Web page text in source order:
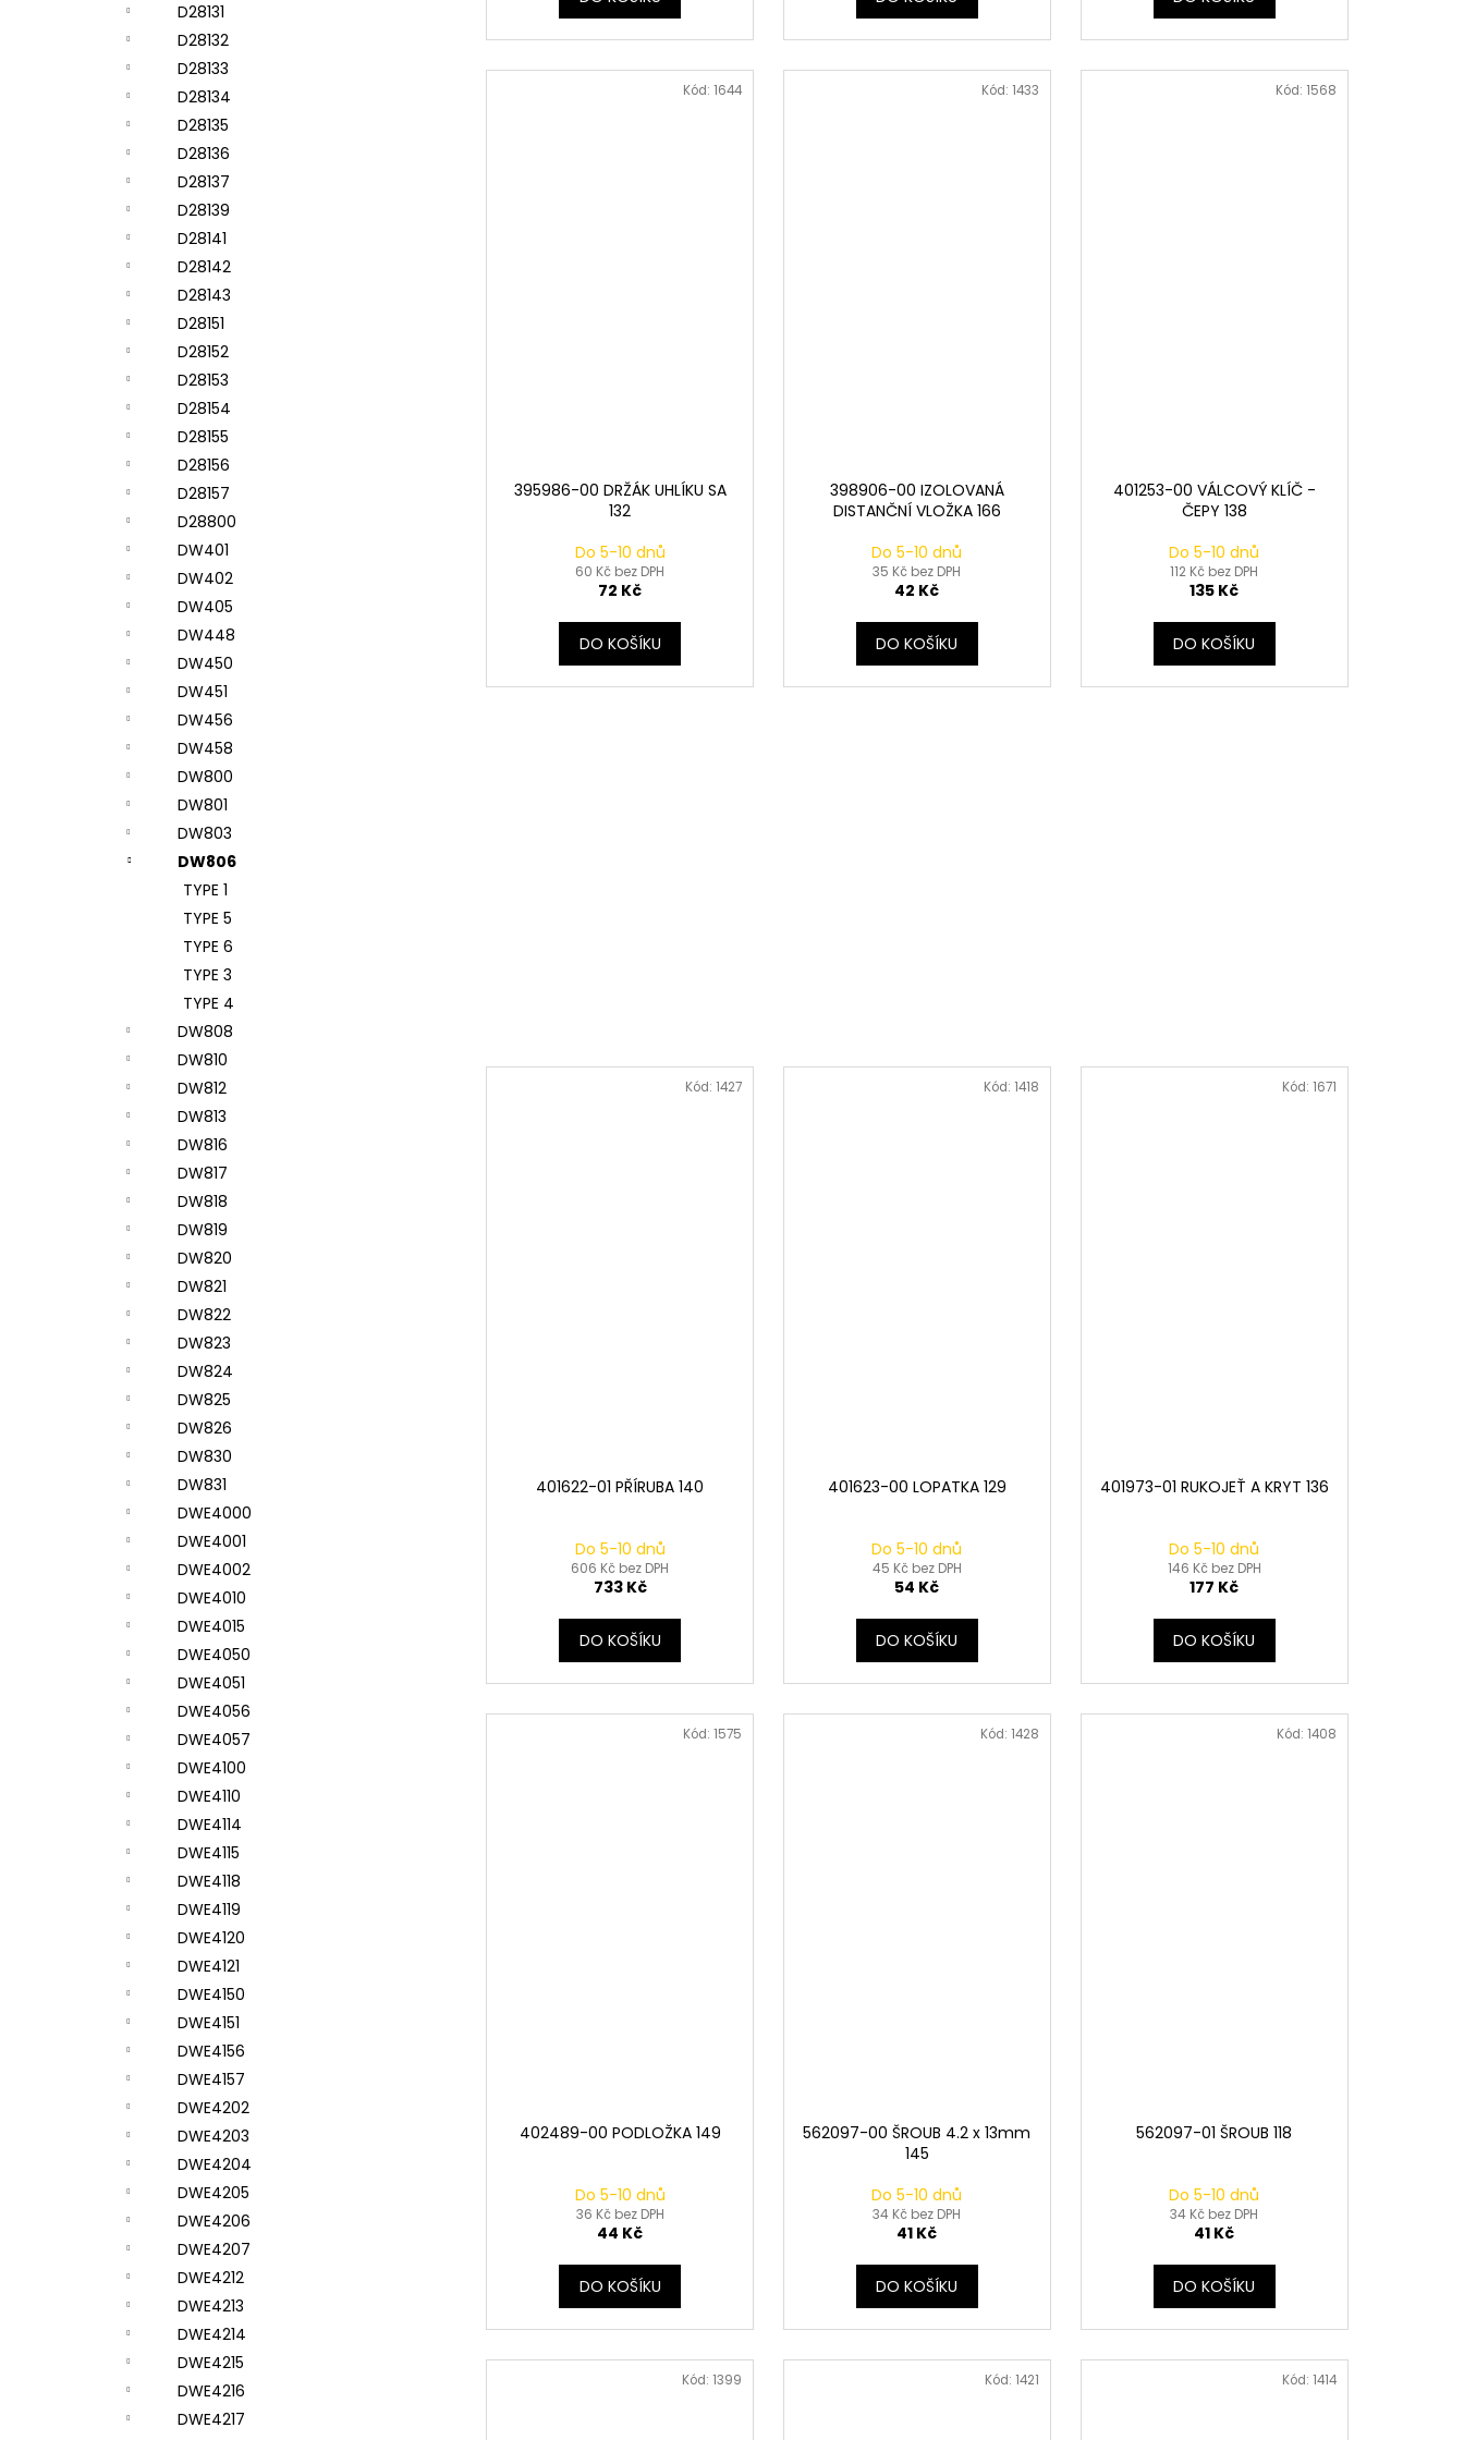
D28131
D28132
D28133
D28134
D28135
D28136
D28137
D28139
D28141
D28142
D28143
D28151
D28152
D28153
D28154
D28155
D28156
D28157
D28800
DW401
DW402
DW405
DW448
DW450
DW451
DW456
DW458
DW800
DW801
DW803
DW806
TYPE 1
TYPE 5
TYPE 6
TYPE 3
TYPE 4
DW808
DW810
DW812
DW813
DW816
DW817
DW818
DW819
DW820
DW821
DW822
DW823
DW824
DW825
DW826
DW830
DW831
DWE4000
DWE4001
DWE4002
DWE4010
DWE4015
DWE4050
DWE4051
DWE4056
DWE4057
DWE4100
DWE4110
DWE4114
DWE4115
DWE4118
DWE4119
DWE4120
DWE4121
DWE4150
DWE4151
DWE4156
DWE4157
DWE4202
DWE4203
DWE4204
DWE4205
DWE4206
DWE4207
DWE4212
DWE4213
DWE4214
DWE4215
DWE4216
DWE4217
395986-00 DRŽÁK UHLÍKU SA
132
Do 5-10 dnů
60 Kč bez DPH
72 Kč
DO KOŠÍKU
Kód:1644
398906-00 IZOLOVANÁ
DISTANČNÍ VLOŽKA 166
Do 5-10 dnů
35 Kč bez DPH
42 Kč
DO KOŠÍKU
Kód: 1433
401253-00 VÁLCOVÝ KLÍČ -
ČEPY 138
Do 5-10 dnů
112 Kč bez DPH
135 Kč
DO KOŠÍKU
Kód: 1568
401622-01 PŘÍRUBA 140
Do 5-10 dnů
606 Kč bez DPH
733 Kč
DO KOŠÍKU
Kód:1427
401623-00 LOPATKA 129
Do 5-10 dnů
45 Kč bez DPH
54 Kč
DO KOŠÍKU
Kód: 1418
401973-01 RUKOJEŤ A KRYT 136
Do 5-10 dnů
146 Kč bez DPH
177 Kč
DO KOŠÍKU
Kód: 1671
402489-00 PODLOŽKA 149
Do 5-10 dnů
36 Kč bez DPH
44 Kč
DO KOŠÍKU
Kód:1575
562097-00 ŠROUB 4.2 x 13mm
145
Do 5-10 dnů
34 Kč bez DPH
41 Kč
DO KOŠÍKU
Kód: 1428
562097-01 ŠROUB 118
Do 5-10 dnů
34 Kč bez DPH
41 Kč
DO KOŠÍKU
Kód: 1408
Kód:1399 Kód: 1421 Kód: 1414